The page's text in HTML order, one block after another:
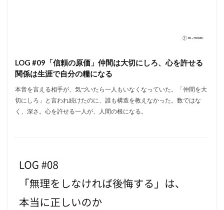
LOG #09「信頼の原価」仲間は大切にしろ、心を許せる
関係は生涯で自分の糧になる
本音を言える相手が、気づいたら一人もいなくなっていた。「仲間を大
切にしろ」と言われ続けたのに、誰も構造を教えなかった。数ではな
く、深さ。心を許せる一人が、人間の根になる。